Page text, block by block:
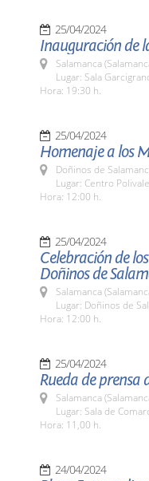
25/04/2024
Inauguración de
Salamanca
Lugar: Sala
Hora: 19:30 h.
25/04/2024
Homenaje a los
Doñinos de
Lugar: Centro
Hora: 12:00 h.
25/04/2024
Celebración de
Doñinos de
Salamanca
Lugar: Doñinos de
Hora: 12:00 h.
25/04/2024
Rueda de prensa
Salamanca
Lugar: Sala de
Hora: 11,00 h.
24/04/2024